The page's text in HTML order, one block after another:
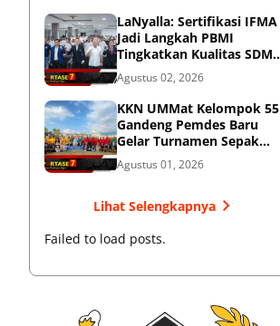
LaNyalla: Sertifikasi IFMA
Jadi Langkah PBMI
Tingkatkan Kualitas SDM
Muaythai
Agustus 02, 2026
KKN UMMat Kelompok 55
Gandeng Pemdes Baru
Gelar Turnamen Sepak
Bola
Agustus 01, 2026
Lihat Selengkapnya
Failed to load posts.